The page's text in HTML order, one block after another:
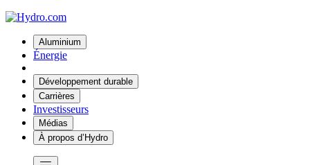
Aluminium
Énergie
Développement durable
Carrières
Investisseurs
Médias
À propos d’Hydro